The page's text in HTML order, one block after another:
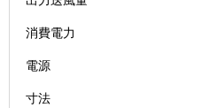
消費電力
電源
寸法